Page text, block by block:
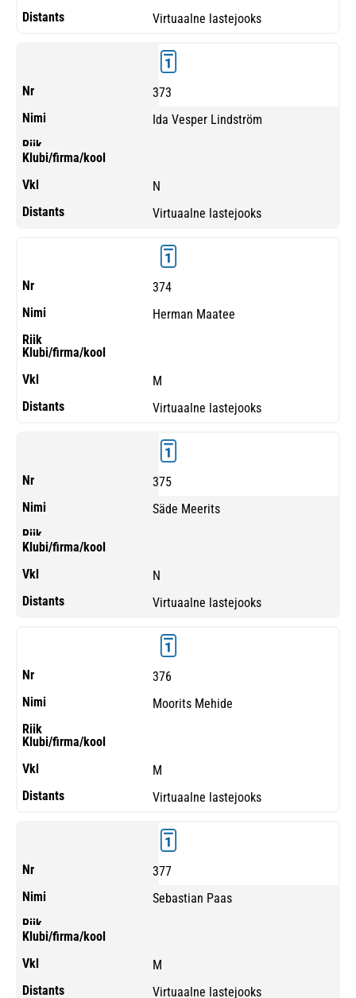
Virtuaalne lastejooks
373
Ida Vesper Lindström
N
Virtuaalne lastejooks
374
Herman Maatee
M
Virtuaalne lastejooks
375
Säde Meerits
N
Virtuaalne lastejooks
376
Moorits Mehide
M
Virtuaalne lastejooks
377
Sebastian Paas
M
Virtuaalne lastejooks